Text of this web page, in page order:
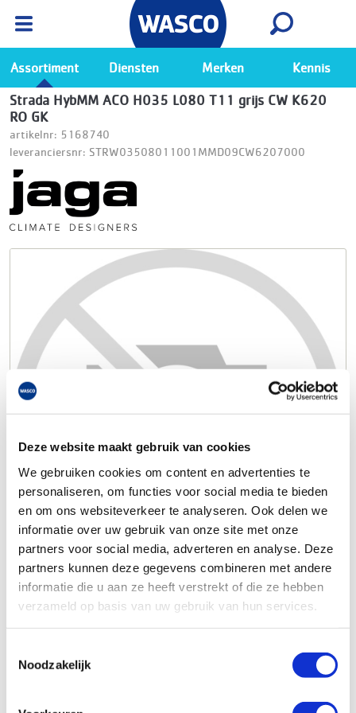
Deze website maakt gebruik van cookies
We gebruiken cookies om content en advertenties te
personaliseren, om functies voor social media te bieden
en om ons websiteverkeer te analyseren. Ook delen we
informatie over uw gebruik van onze site met onze
partners voor social media, adverteren en analyse. Deze
partners kunnen deze gegevens combineren met andere
informatie die u aan ze heeft verstrekt of die ze hebben
verzameld op basis van uw gebruik van hun services.
Noodzakelijk
Ga naar de Wasco app
Bekijk
Assortiment Diensten Merken Kennis
Strada HybMM ACO H035 L080 T11 grijs CW K620
RO GK
artikelnr: 5168740
leveranciersnr: STRW03508011001MMD09CW6207000